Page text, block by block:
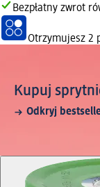
Bezpłatny zwrot
Otrzymujesz 2
Kupuj
Odkryj